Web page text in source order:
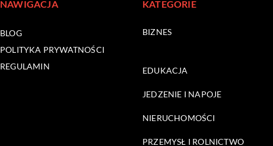
NAWIGACJA
BLOG
POLITYKA PRYWATNOŚCI
REGULAMIN
KATEGORIE
BIZNES
EDUKACJA
JEDZENIE I NAPOJE
NIERUCHOMOŚCI
PRZEMYSŁ I ROLNICTWO